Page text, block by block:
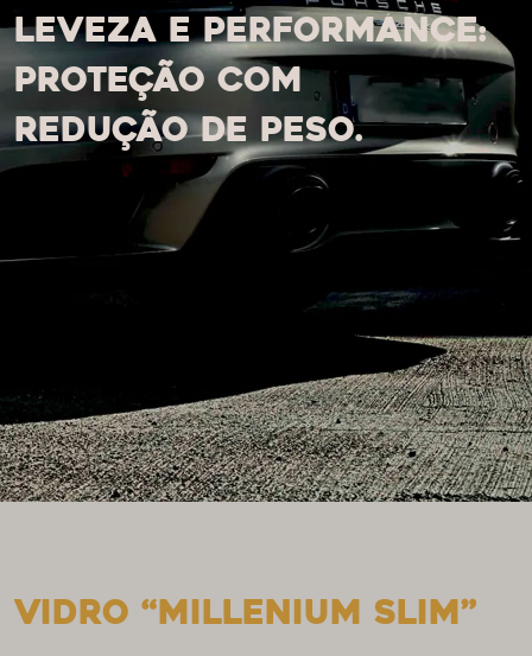
Leveza e performance:
proteção com
redução de peso.
VIDRO “MILLENIUM SLIM”